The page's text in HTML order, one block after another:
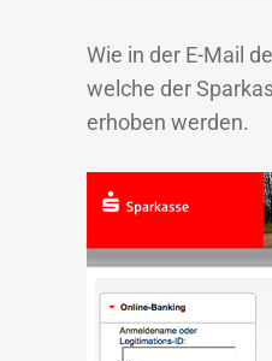
Wie in der E-Mail
welche der
erhoben werden.